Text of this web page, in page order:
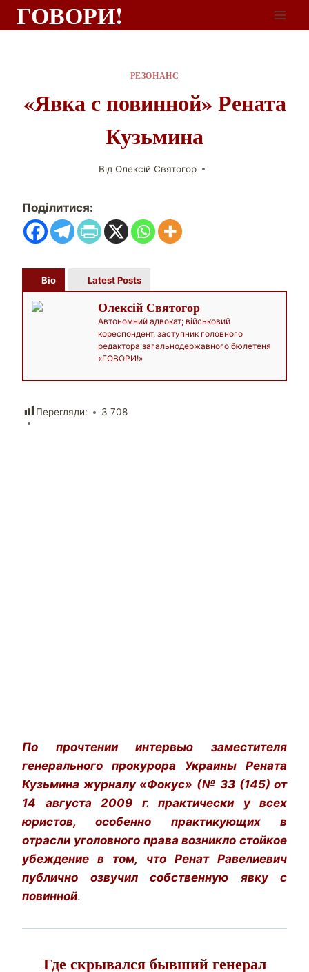
ГОВОРИ!
РЕЗОНАНС
«Явка с повинной» Рената
Кузьмина
Від Олексій Святогор
Поділитися:
Bio Latest Posts
Олексій Святогор
Автономний адвокат; військовий
кореспондент, заступник головного
редактора загальнодержавного бюлетеня
«ГОВОРИ!»
Перегляди: 3 708
По прочтении интервью заместителя
генерального прокурора Украины Рената
Кузьмина журналу «Фокус» (№ 33 (145) от
14 августа 2009 г. практически у всех
юристов, особенно практикующих в
отрасли уголовного права возникло стойкое
убеждение в том, что Ренат Равелиевич
публично озвучил собственную явку с
повинной.
Где скрывался бывший генерал